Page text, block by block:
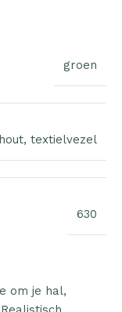
groen
hout, textielvezel
630
om je hal,